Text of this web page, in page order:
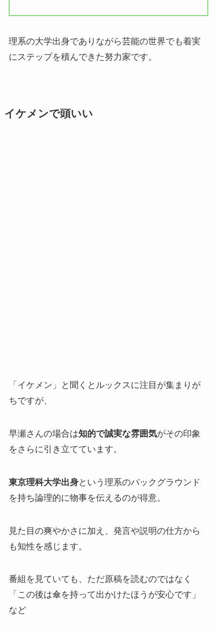
理系の大学出身でありながら芸能の世界でも着実
にステップを積んできた努力家です。
イケメンで頭いい
「イケメン」と聞くとルックスに注目が集まりが
ちですが、
早瀬さんの場合は知的で誠実な雰囲気がその印象
をさらに引き立てています。
東京理科大学出身という理系のバックグラウンド
を持ち論理的に物事を伝えるのが得意。
見た目の爽やかさに加え、発言や説明の仕方から
も知性を感じます。
番組を見ていても、ただ原稿を読むのではなく
「この後は傘を持って出かけたほうが安心です」
など